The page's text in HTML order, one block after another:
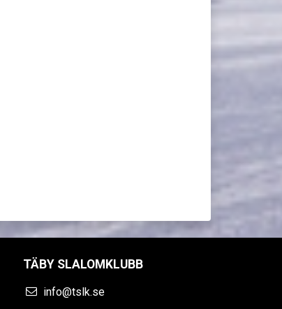
TÄBY SLALOMKLUBB
info@tslk.se